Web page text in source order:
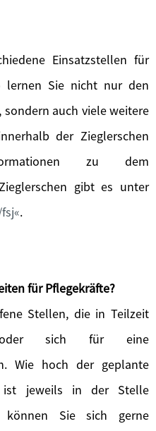
Einsatzstellen für
lernen Sie nicht nur den
auch viele weitere
der Zieglerschen
zu dem
gibt es unter
.
für Pflegekräfte?
Stellen, die in Teilzeit
oder sich für eine
Wie hoch der geplante
ist jeweils in der Stelle
können Sie sich gerne